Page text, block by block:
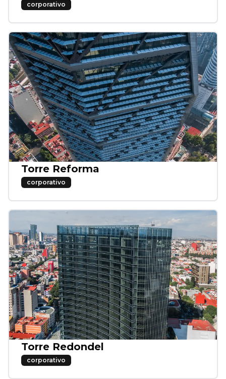
corporativo
Torre Reforma
corporativo
Torre Redondel
corporativo